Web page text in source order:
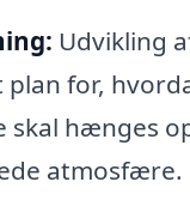
Udvikling
plan for,
skal hænges
atmosfære.